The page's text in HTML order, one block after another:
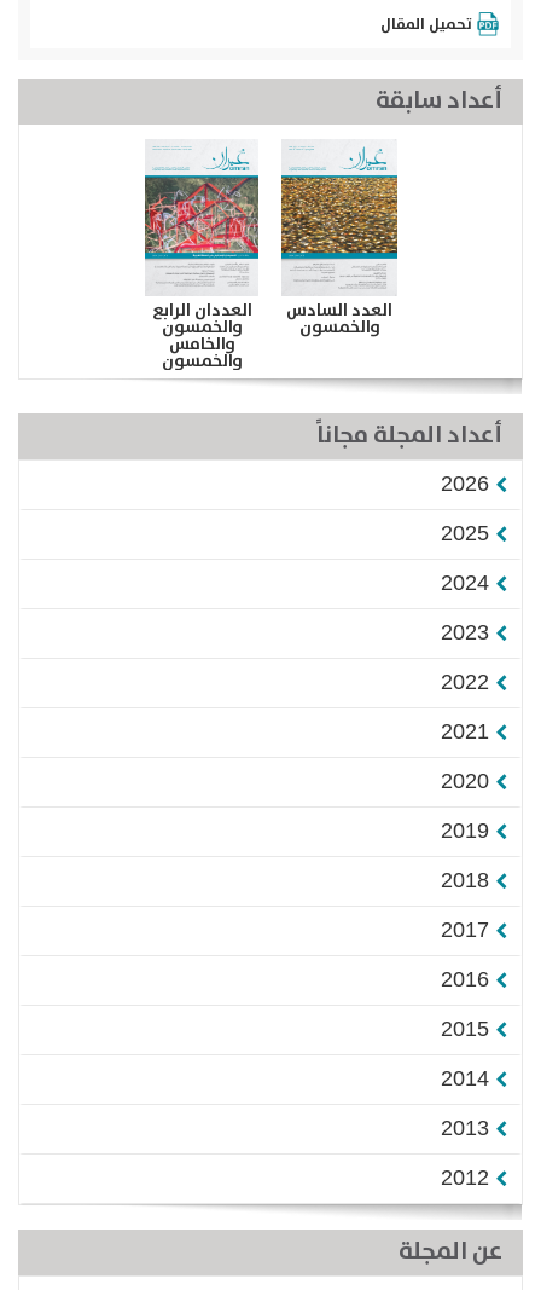
تحميل المقال
أعداد سابقة
العدد السادس
والخمسون
العددان الرابع
والخمسون
والخامس
والخمسون
أعداد المجلة مجاناً
2026
2025
2024
2023
2022
2021
2020
2019
2018
2017
2016
2015
2014
2013
2012
عن المجلة